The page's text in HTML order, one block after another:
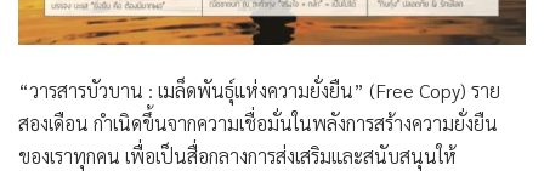
“วารสารบัวบาน : เมล็ดพันธุ์แห่งความยั่งยืน” (Free Copy) ราย
สองเดือน กำเนิดขึ้นจากความเชื่อมั่นในพลังการสร้างความยั่งยืน
ของเราทุกคน เพื่อเป็นสื่อกลางการส่งเสริมและสนับสนุนให้